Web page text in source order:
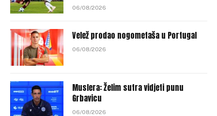
06/08/2026
Velež prodao nogometaša u Portugal
06/08/2026
Muslera: Želim sutra vidjeti punu
Grbavicu
06/08/2026